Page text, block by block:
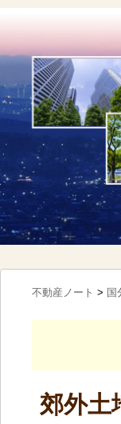
不動産ノート > 国
郊外土